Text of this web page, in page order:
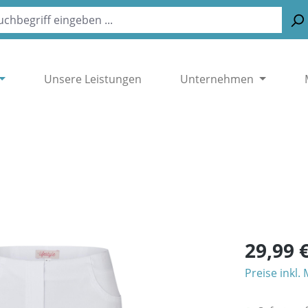
Unsere Leistungen Unternehmen
29,99
Preise inkl.